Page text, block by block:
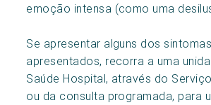
emoção intensa (como uma
Se apresentar alguns dos sintomas
apresentados, recorra a uma
Saúde Hospital, através do
ou da consulta programada, para